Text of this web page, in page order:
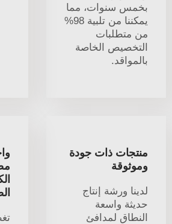
بخمس سنوات، مما
يمكننا من تلبية 98%
من متطلبات
التخصيص الخاصة
بالمواقد.
منتجات ذات جودة
وموثوقة
لدينا ورشة إنتاج
حديثة واسعة
النطاق لمدافئ